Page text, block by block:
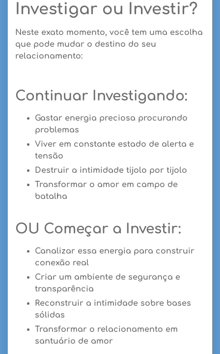
Investigar ou Investir?
Neste exato momento, você tem uma escolha
que pode mudar o destino do seu
relacionamento:
Continuar Investigando:
Gastar energia preciosa procurando
problemas
Viver em constante estado de alerta e
tensão
Destruir a intimidade tijolo por tijolo
Transformar o amor em campo de
batalha
OU Começar a Investir:
Canalizar essa energia para construir
conexão real
Criar um ambiente de segurança e
transparência
Reconstruir a intimidade sobre bases
sólidas
Transformar o relacionamento em
santuário de amor